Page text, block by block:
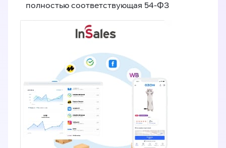
полностью соответствующая 54-ФЗ